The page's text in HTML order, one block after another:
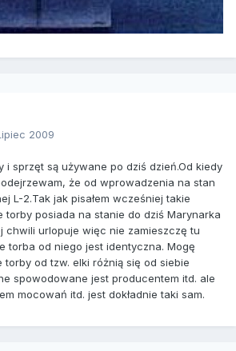
2009
i sprzęt są używane po dziś dzień.Od kiedy
że od wprowadzenia na stan
L-2.Tak jak pisałem wcześniej takie
torby posiada na stanie do dziś Marynarka
chwili urlopuje więc nie zamieszczę tu
torba od niego jest identyczna. Mogę
od tzw. elki różnią się od siebie
spowodowane jest producentem itd. ale
mocowań itd. jest dokładnie taki sam.